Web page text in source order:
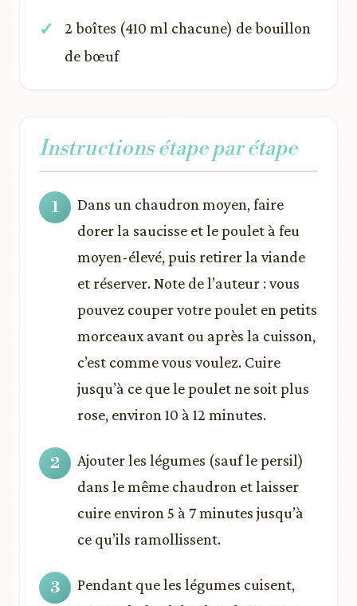
2 boîtes (410 ml chacune) de bouillon
de bœuf
Instructions étape par étape
Dans un chaudron moyen, faire
dorer la saucisse et le poulet à feu
moyen-élevé, puis retirer la viande
et réserver. Note de l’auteur : vous
pouvez couper votre poulet en petits
morceaux avant ou après la cuisson,
c’est comme vous voulez. Cuire
jusqu’à ce que le poulet ne soit plus
rose, environ 10 à 12 minutes.
Ajouter les légumes (sauf le persil)
dans le même chaudron et laisser
cuire environ 5 à 7 minutes jusqu’à
ce qu’ils ramollissent.
Pendant que les légumes cuisent,